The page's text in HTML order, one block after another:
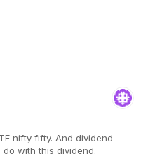
nifty fifty. And dividend
do with this dividend.